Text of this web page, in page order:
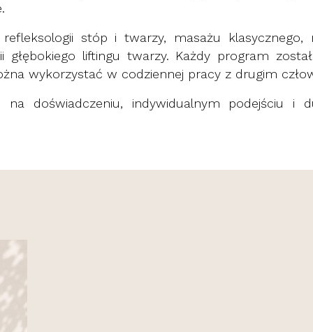
stóp i twarzy, masażu klasycznego,
liftingu twarzy. Każdy program
wykorzystać w codziennej pracy z drugim
na doświadczeniu, indywidualnym podejściu i